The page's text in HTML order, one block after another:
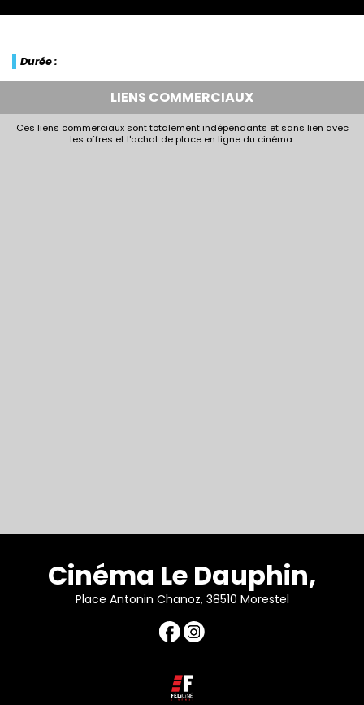
Durée :
LIENS COMMERCIAUX
Ces liens commerciaux sont totalement indépendants et sans lien avec
les offres et l'achat de place en ligne du cinéma.
Cinéma Le Dauphin,
Place Antonin Chanoz, 38510 Morestel